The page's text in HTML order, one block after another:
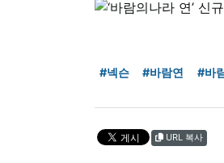
#넥슨 #바람연 #바
URL 복사